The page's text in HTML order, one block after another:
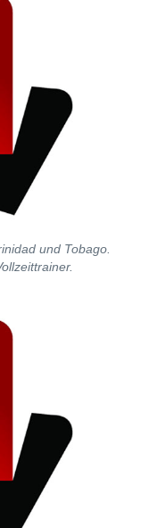
und Tobago.